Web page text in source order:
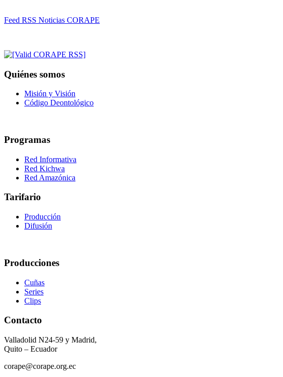
Feed RSS Noticias CORAPE
Quiénes somos
Misión y Visión
Código Deontológico
Programas
Red Informativa
Red Kichwa
Red Amazónica
Tarifario
Producción
Difusión
Producciones
Cuñas
Series
Clips
Contacto
Valladolid N24-59 y Madrid,
Quito – Ecuador
corape@corape.org.ec